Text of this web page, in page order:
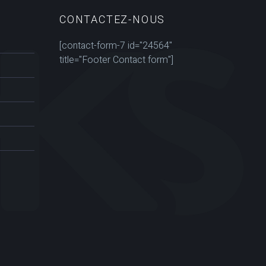
CONTACTEZ-NOUS
[contact-form-7 id="24564"
title="Footer Contact form"]